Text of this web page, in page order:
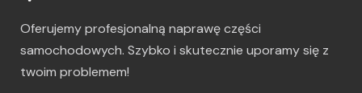
Oferujemy profesjonalną naprawę części
samochodowych. Szybko i skutecznie uporamy się z
twoim problemem!